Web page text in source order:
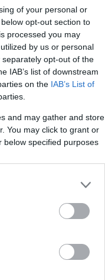
of your personal or
opt-out section to
processed you may
by us or personal
opt-out of the
IAB’s list of downstream
on the IAB’s List of
and may gather and store
You may click to grant or
below specified purposes